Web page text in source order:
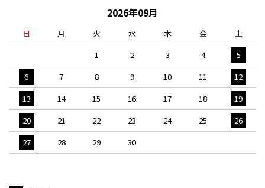
2026年09月
日 月 火 水 木 金
土
1
2 3 4
5
6
7 8 9 10 11
12
13
14 15 16 17 18
19
20
21 22 23 24 25
26
27
28 29 30